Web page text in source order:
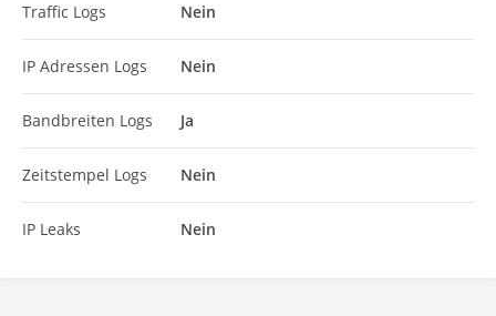
Traffic Logs Nein
IP Adressen Logs Nein
Bandbreiten Logs Ja
Zeitstempel Logs Nein
IP Leaks Nein